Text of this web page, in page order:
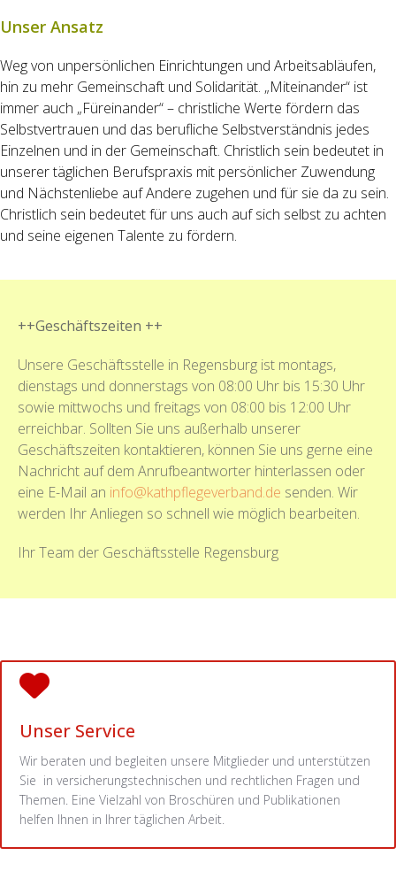
Unser Ansatz
Weg von unpersönlichen Einrichtungen und Arbeitsabläufen,
hin zu mehr Gemeinschaft und Solidarität. „Miteinander“ ist
immer auch „Füreinander“ – christliche Werte fördern das
Selbstvertrauen und das berufliche Selbstverständnis jedes
Einzelnen und in der Gemeinschaft. Christlich sein bedeutet in
unserer täglichen Berufspraxis mit persönlicher Zuwendung
und Nächstenliebe auf Andere zugehen und für sie da zu sein.
Christlich sein bedeutet für uns auch auf sich selbst zu achten
und seine eigenen Talente zu fördern.
++Geschäftszeiten ++
Unsere Geschäftsstelle in Regensburg ist montags,
dienstags und donnerstags von 08:00 Uhr bis 15:30 Uhr
sowie mittwochs und freitags von 08:00 bis 12:00 Uhr
erreichbar. Sollten Sie uns außerhalb unserer
Geschäftszeiten kontaktieren, können Sie uns gerne eine
Nachricht auf dem Anrufbeantworter hinterlassen oder
eine E-Mail an info@kathpflegeverband.de senden. Wir
werden Ihr Anliegen so schnell wie möglich bearbeiten.
Ihr Team der Geschäftsstelle Regensburg
Unser Service
Wir beraten und begleiten unsere Mitglieder und unterstützen
Sie in versicherungstechnischen und rechtlichen Fragen und
Themen. Eine Vielzahl von Broschüren und Publikationen
helfen Ihnen in Ihrer täglichen Arbeit.